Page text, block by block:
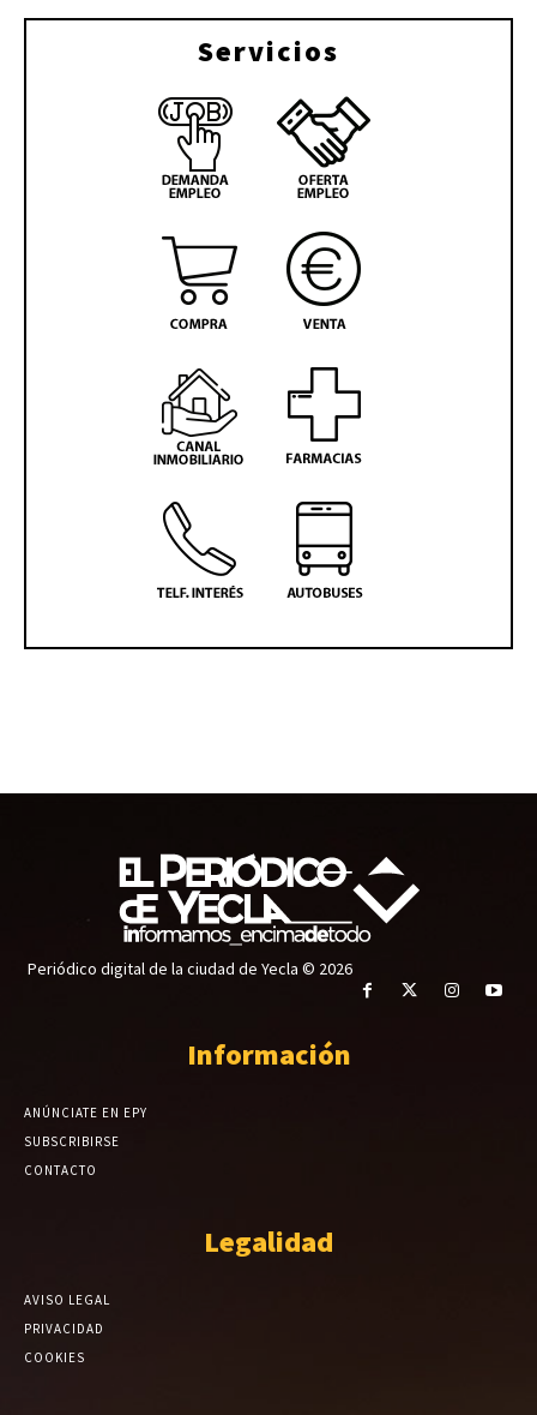
Servicios
Periódico digital de la ciudad de Yecla © 2026
Información
ANÚNCIATE EN EPY
SUBSCRIBIRSE
CONTACTO
Legalidad
AVISO LEGAL
PRIVACIDAD
COOKIES